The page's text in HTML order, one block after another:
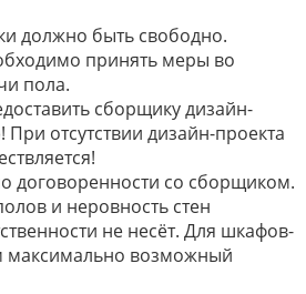
должно быть свободно.
принять меры во
пола.
сборщику дизайн-
При отсутствии дизайн-проекта
договоренности со сборщиком.
и неровность стен
не несёт. Для шкафов-
максимально возможный